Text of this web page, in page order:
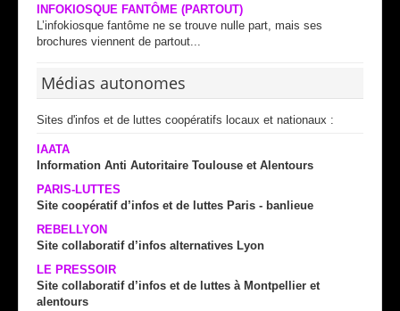
INFOKIOSQUE FANTÔME (PARTOUT)
L’infokiosque fantôme ne se trouve nulle part, mais ses
brochures viennent de partout...
Médias autonomes
Sites d'infos et de luttes coopératifs locaux et nationaux :
IAATA
Information Anti Autoritaire Toulouse et Alentours
PARIS-LUTTES
Site coopératif d’infos et de luttes Paris - banlieue
REBELLYON
Site collaboratif d’infos alternatives Lyon
LE PRESSOIR
Site collaboratif d’infos et de luttes à Montpellier et
alentours